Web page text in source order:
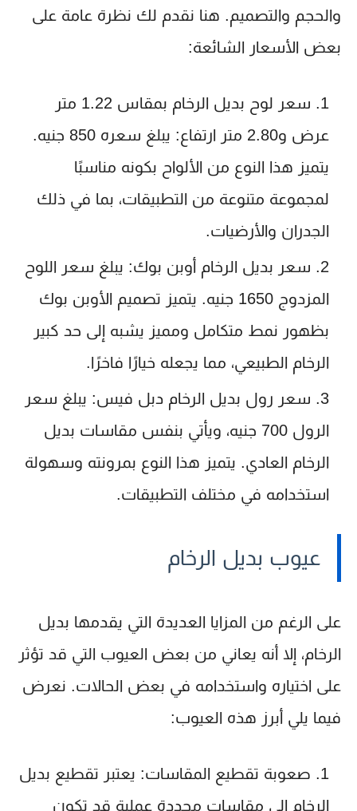
والحجم والتصميم. هنا نقدم لك نظرة عامة على
بعض الأسعار الشائعة:
سعر لوح بديل الرخام بمقاس 1.22 متر
عرض و2.80 متر ارتفاع
: يبلغ سعره 850 جنيه.
يتميز هذا النوع من الألواح بكونه مناسبًا
لمجموعة متنوعة من التطبيقات، بما في ذلك
الجدران والأرضيات.
سعر بديل الرخام أوبن بوك: يبلغ سعر اللوح
المزدوج 1650 جنيه. يتميز تصميم الأوبن بوك
بظهور نمط متكامل ومميز يشبه إلى حد كبير
الرخام الطبيعي، مما يجعله خيارًا فاخرًا.
سعر رول بديل الرخام دبل فيس: يبلغ سعر
الرول 700 جنيه، ويأتي بنفس مقاسات بديل
الرخام العادي. يتميز هذا النوع بمرونته وسهولة
استخدامه في مختلف التطبيقات.
عيوب بديل الرخام
على الرغم من المزايا العديدة التي يقدمها بديل
الرخام، إلا أنه يعاني من بعض العيوب التي قد تؤثر
على اختياره واستخدامه في بعض الحالات. نعرض
فيما يلي أبرز هذه العيوب:
صعوبة تقطيع المقاسات: يعتبر تقطيع بديل
الرخام إلى مقاسات محددة عملية قد تكون